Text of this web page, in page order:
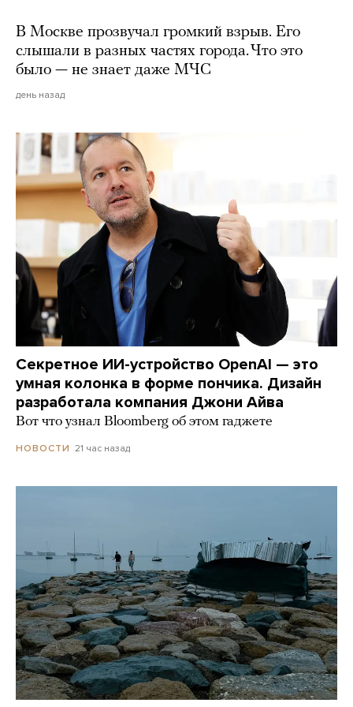
В Москве прозвучал громкий взрыв. Его
слышали в разных частях города. Что это
было — не знает даже МЧС
день назад
Секретное ИИ-устройство OpenAI — это
умная колонка в форме пончика. Дизайн
разработала компания Джони Айва
Вот что узнал Bloomberg об этом гаджете
НОВОСТИ 21 час назад